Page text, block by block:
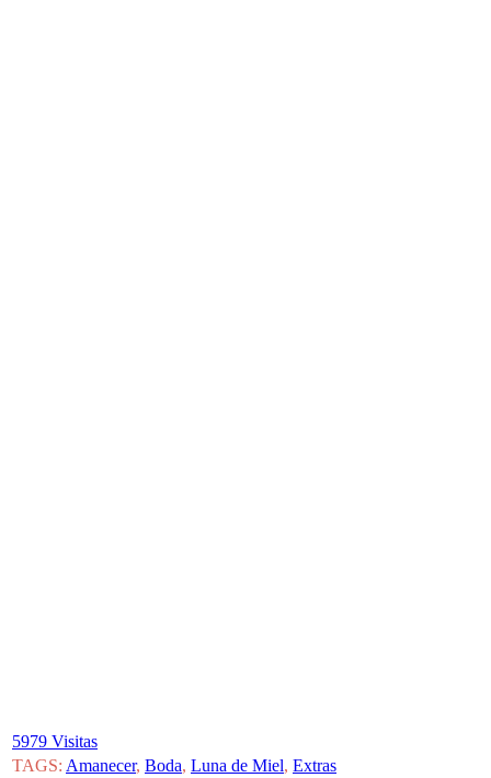
5979 Visitas
TAGS: Amanecer, Boda, Luna de Miel, Extras